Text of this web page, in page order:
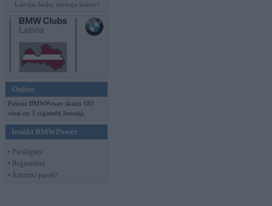
Latvijas lauku tūninga šedevri
Online
Pašreiz BMWPower skatās 185
viesi un 3 reģistrēti lietotāji.
Ienākt BMWPower
• Pieslēgties
• Reģistrēties
• Aizmirsi paroli?